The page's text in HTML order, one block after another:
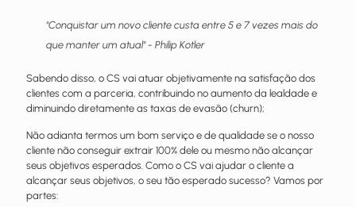
"Conquistar um novo cliente custa entre 5 e 7 vezes mais do
que manter um atual" - Philip Kotler
Sabendo disso, o CS vai atuar objetivamente na satisfação dos
clientes com a parceria, contribuindo no aumento da lealdade e
diminuindo diretamente as taxas de evasão (churn);
Não adianta termos um bom serviço e de qualidade se o nosso
cliente não conseguir extrair 100% dele ou mesmo não alcançar
seus objetivos esperados. Como o CS vai ajudar o cliente a
alcançar seus objetivos, o seu tão esperado sucesso? Vamos por
partes: